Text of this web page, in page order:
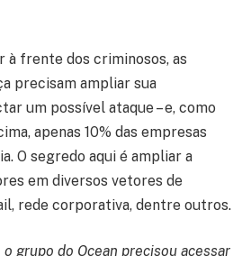
à frente dos criminosos, as
precisam ampliar sua
um possível ataque – e, como
apenas 10% das empresas
O segredo aqui é ampliar a
em diversos vetores de
rede corporativa, dentre outros.
grupo do Ocean precisou acessar